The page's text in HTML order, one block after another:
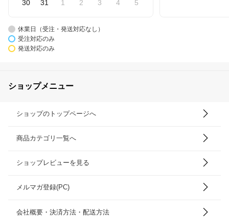
30 31 1 2 3 4 5
休業日（受注・発送対応なし）
受注対応のみ
発送対応のみ
ショップメニュー
ショップのトップページへ
商品カテゴリ一覧へ
ショップレビューを見る
メルマガ登録(PC)
会社概要・決済方法・配送方法